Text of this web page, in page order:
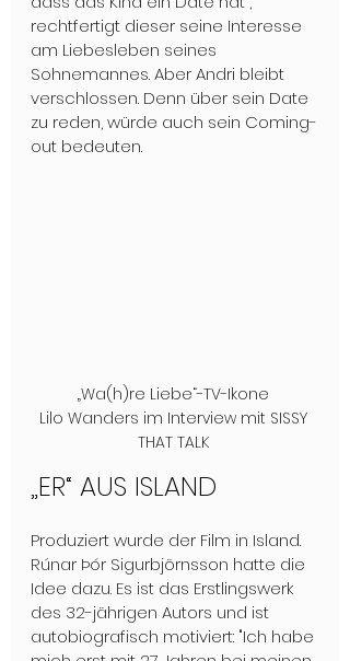
rechtfertigt dieser seine Interesse
am Liebesleben seines
Sohnemannes. Aber Andri bleibt
verschlossen. Denn über sein Date
zu reden, würde auch sein Coming-
out bedeuten.
„Wa(h)re Liebe“-TV-Ikone
Lilo Wanders im Interview mit SISSY
THAT TALK
„ER“ AUS ISLAND
Produziert wurde der Film in Island.
Rúnar Þór Sigurbjörnsson hatte die
Idee dazu. Es ist das Erstlingswerk
des 32-jährigen Autors und ist
autobiografisch motiviert: "Ich habe